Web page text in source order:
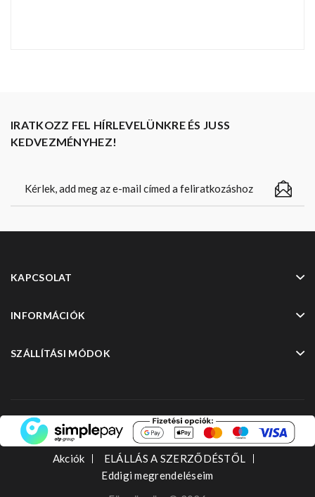
IRATKOZZ FEL HÍRLEVELÜNKRE ÉS JUSS
KEDVEZMÉNYHEZ!
KAPCSOLAT
INFORMÁCIÓK
SZÁLLÍTÁSI MÓDOK
Akciók
ELÁLLÁS A SZERZŐDÉSTŐL
Eddigi megrendeléseim